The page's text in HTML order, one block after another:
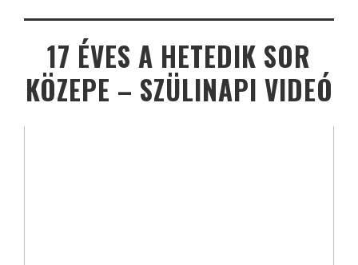
17 ÉVES A HETEDIK SOR
KÖZEPE – SZÜLINAPI VIDEÓ